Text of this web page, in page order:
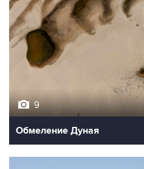
9
Обмеление Дуная